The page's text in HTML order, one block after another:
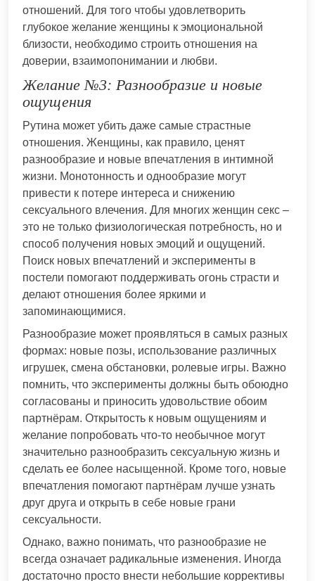
отношений. Для того чтобы удовлетворить
глубокое желание женщины к эмоциональной
близости, необходимо строить отношения на
доверии, взаимопонимании и любви.
Желание №3: Разнообразие и новые
ощущения
Рутина может убить даже самые страстные
отношения. Женщины, как правило, ценят
разнообразие и новые впечатления в интимной
жизни. Монотонность и однообразие могут
привести к потере интереса и снижению
сексуального влечения. Для многих женщин секс –
это не только физиологическая потребность, но и
способ получения новых эмоций и ощущений.
Поиск новых впечатлений и эксперименты в
постели помогают поддерживать огонь страсти и
делают отношения более яркими и
запоминающимися.
Разнообразие может проявляться в самых разных
формах: новые позы, использование различных
игрушек, смена обстановки, ролевые игры. Важно
помнить, что эксперименты должны быть обоюдно
согласованы и приносить удовольствие обоим
партнёрам. Открытость к новым ощущениям и
желание попробовать что-то необычное могут
значительно разнообразить сексуальную жизнь и
сделать ее более насыщенной. Кроме того, новые
впечатления помогают партнёрам лучше узнать
друг друга и открыть в себе новые грани
сексуальности.
Однако, важно понимать, что разнообразие не
всегда означает радикальные изменения. Иногда
достаточно просто внести небольшие коррективы